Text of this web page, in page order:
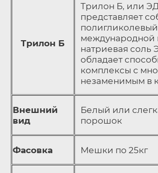
Трилон Б
Трилон Б, или
представляет
международной
натриевая соль
обладает
комплексы с
незаменимым в
Внешний
вид
Белый или
порошок
Фасовка Мешки по 25кг